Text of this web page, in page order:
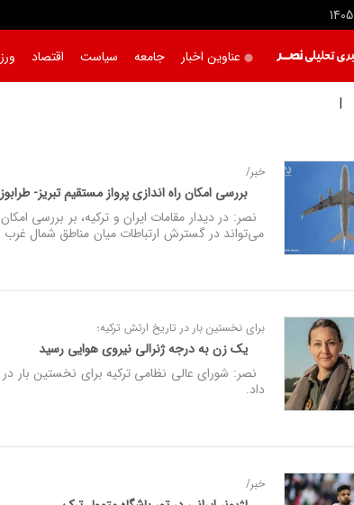
1405
عناوین اخبار جامعه سیاست اقتصاد
کشف سه کیلوگرم هروئی
خبر/
بررسی امکان راه‌ اندازی پرواز مستقیم تبریز-
نصر: در دیدار مقامات ایران و ترکیه، بر بررسی
می‌تواند در گسترش ارتباطات میان مناطق شمال غرب
برای نخستین بار در تاریخ ارتش ترکیه؛
یک زن به درجه ژنرالی نیروی هوایی رسید
نصر: شورای عالی نظامی ترکیه برای نخستین بار
داد.
خبر/